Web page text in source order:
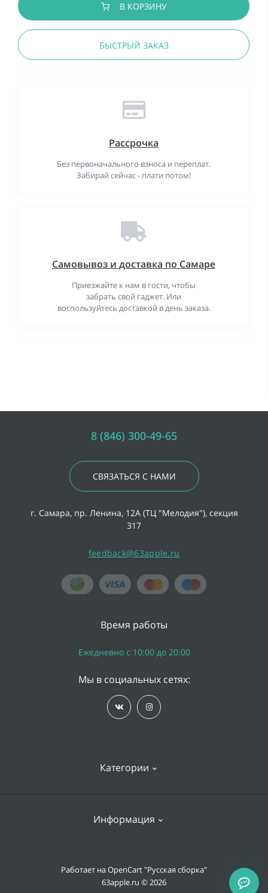
В КОРЗИНУ
БЫСТРЫЙ ЗАКАЗ
Рассрочка
Без первоначального взноса и переплат.
Забирай сейчас - плати потом!
Самовывоз и доставка по Самаре
Приезжайте к нам в гости, чтобы
забрать свой гаджет. Или
воспользуйтесь доставкой в день заказа.
8 (846) 300-49-65
СВЯЗАТЬСЯ С НАМИ
г. Самара, пр. Ленина, 12А (ТЦ "Мелодия"), секция
317
feedback@63apple.ru
Категории
Информация
Доставка и оплата
Гарантии
Время работы
Ежедневно с 10:00 до 20:00
Мы в социальных сетях:
Работает наOpenCart "Русская сборка"
63apple.ru © 2026